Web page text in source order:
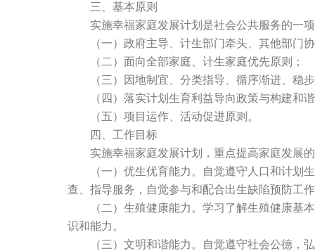
三、基本原则
实施幸福家庭发展计划是社会公共服务的一项
（一）政府主导、计生部门牵头、其他部门协
（二）面向全部家庭、计生家庭优先原则；
（三）因地制宜、分类指导、循序渐进、稳步
（四）落实计划生育利益导向政策与构建和谐
（五）项目运作、活动促进原则。
四、工作目标
实施幸福家庭发展计划，重点提高家庭发展的
（一）优生优育能力。自觉遵守人口和计划生
查、指导服务，自觉参与和配合出生缺陷预防工
（二）生殖健康能力。学习了解生殖健康基本
识和能力。
（三）文明和谐能力。自觉遵守社会公德，弘